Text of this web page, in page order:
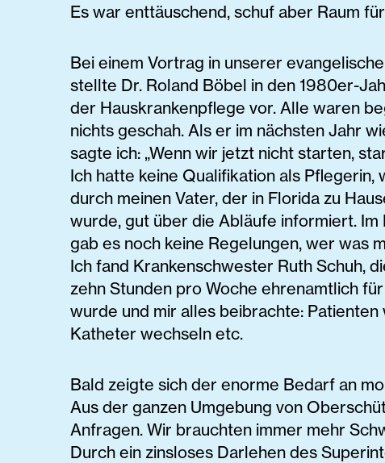
Es war enttäuschend, schuf aber Raum
Bei einem Vortrag in unserer
stellte Dr. Roland Böbel in den ­1980er-
der Hauskrankenpflege vor. Alle waren
nichts geschah. Als er im nächsten Jahr
sagte ich: „Wenn wir jetzt nicht ­starten,
Ich hatte keine Qualifikation als Pflegerin,
durch meinen Vater, der in Florida zu
wurde, gut über die Abläufe informiert. Im
gab es noch keine Regelungen, wer was
Ich fand Krankenschwester Ruth Schuh,
zehn Stunden pro Woche ehrenamtlich
wurde und mir alles beibrachte: Patienten
Katheter wechseln etc.
Bald zeigte sich der enorme Bedarf an
Aus der ganzen Umgebung von
Anfragen. Wir brauchten immer mehr
Durch ein zinsloses Darlehen des